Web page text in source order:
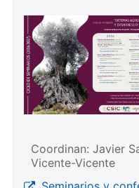
Coordinan: Javier
Vicente-Vicente